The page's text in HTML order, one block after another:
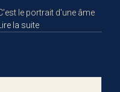
le portrait d'une âme
Lire la suite